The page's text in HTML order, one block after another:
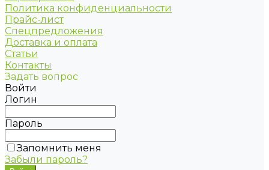
Политика конфиденциальности
Прайс-лист
Спецпредложения
Доставка и оплата
Статьи
Контакты
Задать вопрос
Войти
Логин
Пароль
Запомнить меня
Забыли пароль?